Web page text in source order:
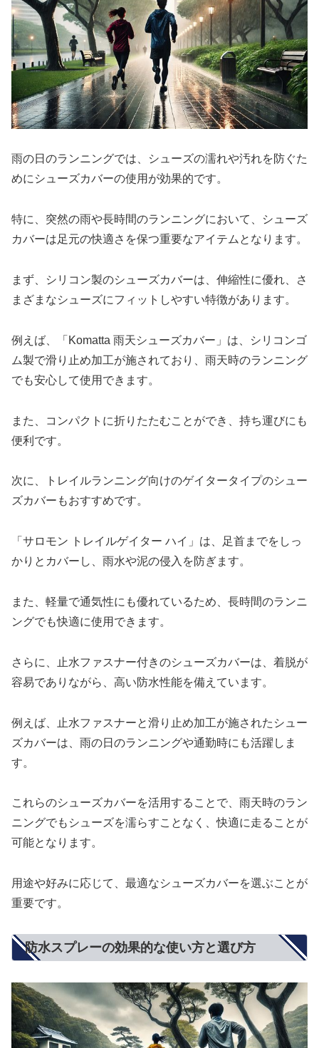
雨の日のランニングでは、シューズの濡れや汚れを防ぐた
めにシューズカバーの使用が効果的です。
特に、突然の雨や長時間のランニングにおいて、シューズ
カバーは足元の快適さを保つ重要なアイテムとなります。
まず、シリコン製のシューズカバーは、伸縮性に優れ、さ
まざまなシューズにフィットしやすい特徴があります。
例えば、「Komatta 雨天シューズカバー」は、シリコンゴ
ム製で滑り止め加工が施されており、雨天時のランニング
でも安心して使用できます。
また、コンパクトに折りたたむことができ、持ち運びにも
便利です。
次に、トレイルランニング向けのゲイタータイプのシュー
ズカバーもおすすめです。
「サロモン トレイルゲイター ハイ」は、足首までをしっ
かりとカバーし、雨水や泥の侵入を防ぎます。
また、軽量で通気性にも優れているため、長時間のランニ
ングでも快適に使用できます。
さらに、止水ファスナー付きのシューズカバーは、着脱が
容易でありながら、高い防水性能を備えています。
例えば、止水ファスナーと滑り止め加工が施されたシュー
ズカバーは、雨の日のランニングや通勤時にも活躍しま
す。
これらのシューズカバーを活用することで、雨天時のラン
ニングでもシューズを濡らすことなく、快適に走ることが
可能となります。
用途や好みに応じて、最適なシューズカバーを選ぶことが
重要です。
防水スプレーの効果的な使い方と選び方